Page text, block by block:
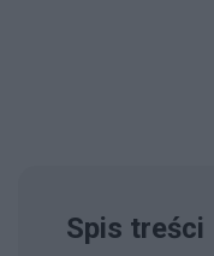
Spis treści